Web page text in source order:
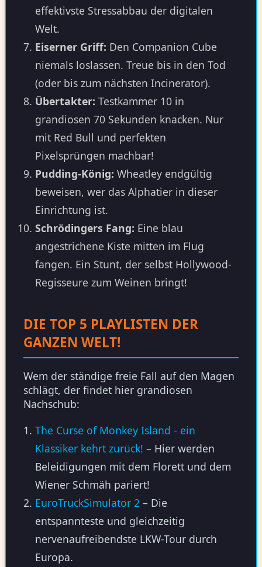
effektivste Stressabbau der digitalen
Welt.
Eiserner Griff: Den Companion Cube
niemals loslassen. Treue bis in den Tod
(oder bis zum nächsten Incinerator).
Übertakter: Testkammer 10 in
grandiosen 70 Sekunden knacken. Nur
mit Red Bull und perfekten
Pixelsprüngen machbar!
Pudding-König: Wheatley endgültig
beweisen, wer das Alphatier in dieser
Einrichtung ist.
Schrödingers Fang: Eine blau
angestrichene Kiste mitten im Flug
fangen. Ein Stunt, der selbst Hollywood-
Regisseure zum Weinen bringt!
DIE TOP 5 PLAYLISTEN DER
GANZEN WELT!
Wem der ständige freie Fall auf den Magen
schlägt, der findet hier grandiosen
Nachschub:
The Curse of Monkey Island - ein
Klassiker kehrt zurück! – Hier werden
Beleidigungen mit dem Florett und dem
Wiener Schmäh pariert!
EuroTruckSimulator 2 – Die
entspannteste und gleichzeitig
nervenaufreibendste LKW-Tour durch
Europa.